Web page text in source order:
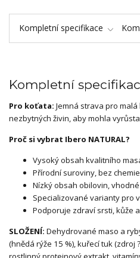
Kompletní specifikace
Kompletní
Pro koťata: Jemná strava pro
nezbytných živin, aby mohla
Proč si vybrat Ibero NATURAL?
Vysoký obsah kvalitního
Přírodní suroviny, bez chemie
Nízký obsah obilovin,
Specializované varianty pro
Podporuje zdraví srsti, kůže
SLOŽENÍ: Dehydrované maso a
(hnědá rýže 15 %), kuřecí tuk (zdroj